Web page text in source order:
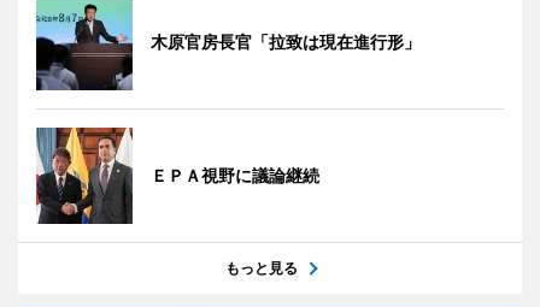
木原官房長官「拉致は現在進行形」
ＥＰＡ視野に議論継続
もっと見る